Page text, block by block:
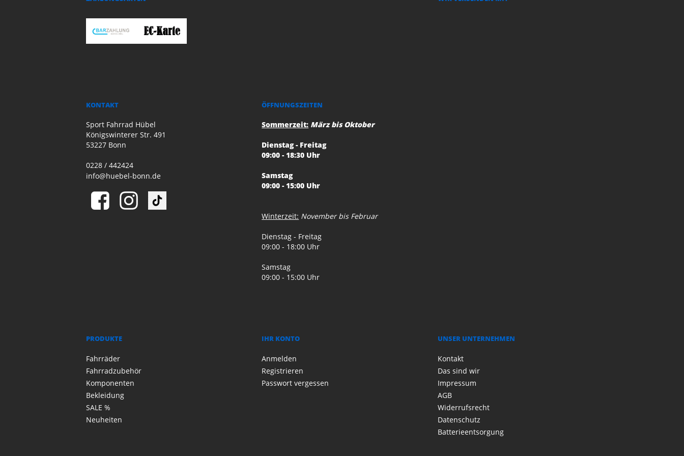
KONTAKT
Sport Fahrrad Hübel
Königswinterer Str. 491
53227 Bonn
0228 / 442424
info@huebel-bonn.de
ÖFFNUNGSZEITEN
Sommerzeit: März bis Oktober
Dienstag - Freitag
09:00 - 18:30 Uhr
Samstag
09:00 - 15:00 Uhr
Winterzeit: November bis Februar
Dienstag - Freitag
09:00 - 18:00 Uhr
Samstag
09:00 - 15:00 Uhr
PRODUKTE
Fahrräder
Fahrradzubehör
Komponenten
Bekleidung
SALE %
Neuheiten
IHR KONTO
Anmelden
Registrieren
Passwort vergessen
UNSER UNTERNEHMEN
Kontakt
Das sind wir
Impressum
AGB
Widerrufsrecht
Datenschutz
Batterieentsorgung